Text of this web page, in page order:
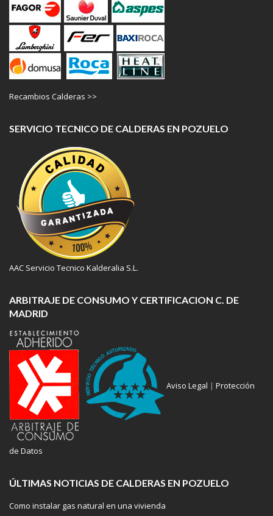
Recambios Calderas >>
SERVICIO TECNICO DE CALDERAS EN POZUELO
AAC Servicio Tecnico Kalderalia S.L.
ARBITRAJE DE CONSUMO Y CERTIFICACION C. DE
MADRID
Aviso Legal | Protección
de Datos
ÚLTIMAS NOTICIAS DE CALDERAS EN POZUELO
Como instalar gas natural en una vivienda